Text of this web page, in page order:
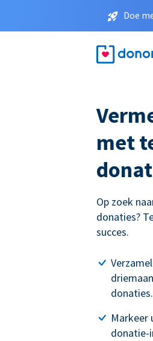
Doe
met
Op zoek
donaties?
succes.
donaties.
Markeer
donatie-